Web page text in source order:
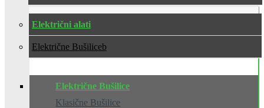
Električni alati
Električne Bušilice
Električne Bušilice
Klasične Bušilice